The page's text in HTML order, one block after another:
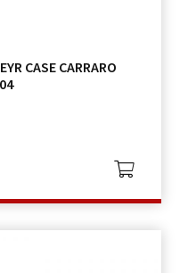
CASE CARRARO